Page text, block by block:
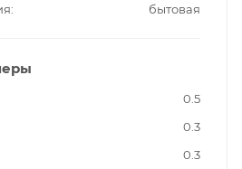
бытовая
0.5
0.3
0.3